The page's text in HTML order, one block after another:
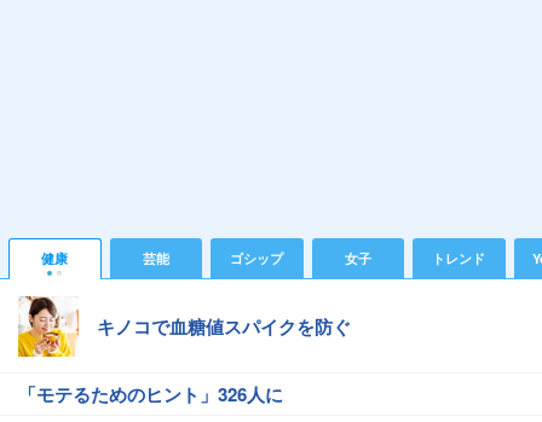
健康 芸能 ゴシップ 女子 トレンド
キノコで血糖値スパイクを防ぐ
「モテるためのヒント」326人に